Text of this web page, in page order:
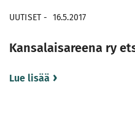
UUTISET - 16.5.2017
Kansalaisareena ry
Lue lisää